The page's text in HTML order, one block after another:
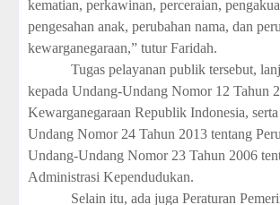
kematian, perkawinan, perceraian,
pengesahan anak, perubahan nama, dan
kewarganegaraan,” tutur Faridah.
Tugas pelayanan publik tersebut,
kepada Undang-Undang Nomor 12 Tahun
Kewarganegaraan Republik Indonesia,
Undang Nomor 24 Tahun 2013 tentang
Undang-Undang Nomor 23 Tahun 2006
Administrasi Kependudukan.
Selain itu, ada juga Peraturan